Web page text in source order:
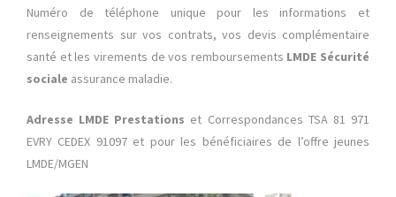
Numéro de téléphone unique pour les informations et
renseignements sur vos contrats, vos devis complémentaire
santé et les virements de vos remboursements LMDE Sécurité
sociale assurance maladie.
Adresse LMDE Prestations et Correspondances TSA 81 971
EVRY CEDEX 91097 et pour les bénéficiaires de l’offre jeunes
LMDE/MGEN